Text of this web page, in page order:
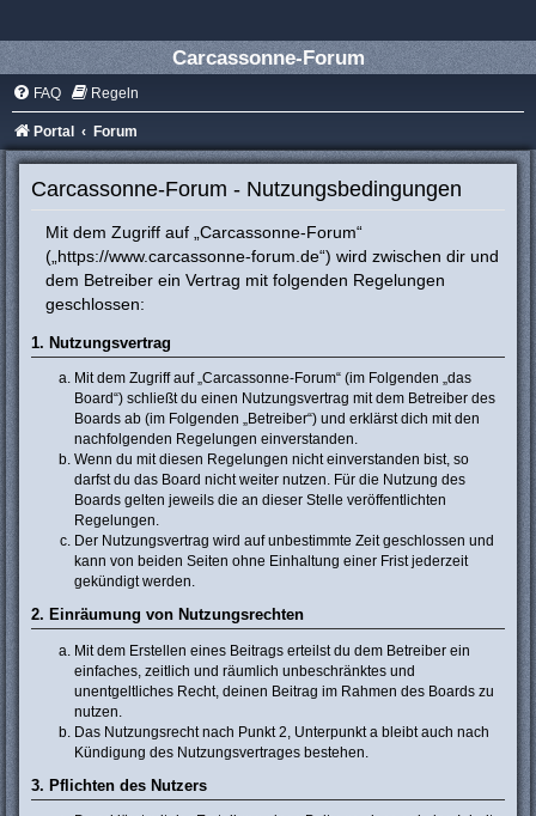
Carcassonne-Forum
FAQ Regeln
Portal Forum
Carcassonne-Forum - Nutzungsbedingungen
Mit dem Zugriff auf „Carcassonne-Forum“
(„https://www.carcassonne-forum.de“) wird zwischen dir und
dem Betreiber ein Vertrag mit folgenden Regelungen
geschlossen:
1. Nutzungsvertrag
Mit dem Zugriff auf „Carcassonne-Forum“ (im Folgenden „das
Board“) schließt du einen Nutzungsvertrag mit dem Betreiber des
Boards ab (im Folgenden „Betreiber“) und erklärst dich mit den
nachfolgenden Regelungen einverstanden.
Wenn du mit diesen Regelungen nicht einverstanden bist, so
darfst du das Board nicht weiter nutzen. Für die Nutzung des
Boards gelten jeweils die an dieser Stelle veröffentlichten
Regelungen.
Der Nutzungsvertrag wird auf unbestimmte Zeit geschlossen und
kann von beiden Seiten ohne Einhaltung einer Frist jederzeit
gekündigt werden.
2. Einräumung von Nutzungsrechten
Mit dem Erstellen eines Beitrags erteilst du dem Betreiber ein
einfaches, zeitlich und räumlich unbeschränktes und
unentgeltliches Recht, deinen Beitrag im Rahmen des Boards zu
nutzen.
Das Nutzungsrecht nach Punkt 2, Unterpunkt a bleibt auch nach
Kündigung des Nutzungsvertrages bestehen.
3. Pflichten des Nutzers